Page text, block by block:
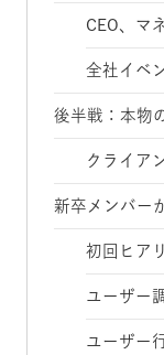
CEO、マ
全社イベ
後半戦：本物
クライア
新卒メンバー
初回ヒア
ユーザー
ユーザー